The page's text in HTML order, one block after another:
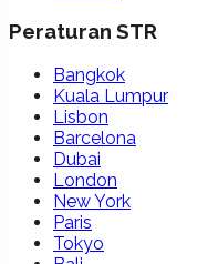
Peraturan STR
Bangkok
Kuala Lumpur
Lisbon
Barcelona
Dubai
London
New York
Paris
Tokyo